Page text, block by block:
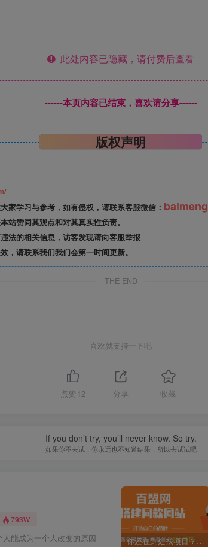
此处内容已隐藏，请付费后查看
------本页内容已结束，喜欢请分享------
版权声明
家学习与参考，如有侵权，请联系客服微信：
站赞同其观点和对其真实性负责。
法的相关信息，访客发现请向客服举报
，请联系我们我们会第一时间更新。
THE END
喜欢就支持一下吧
点赞 12 分享 收藏
If you don’t try, you’ll never know. So try.
如果你不去试，你永远也不知道结果，所以去试试吧
793W+
能成为一个人改变的原因 你还在到处找项目？还在当韭菜？我靠卖项目一个月收入5万+，曾经我也是个失败者。